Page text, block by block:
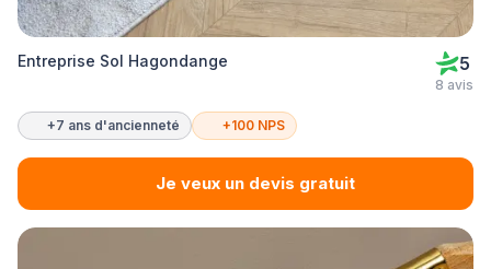
Entreprise Sol Hagondange 5
8 avis
+7 ans d'ancienneté +100 NPS
Je veux un devis gratuit